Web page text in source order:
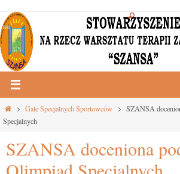
Przejdź
do
treści
Strona
główna
Gale Specjalnych Sportowców
SZANSA
Specjalnych
SZANSA doceniona